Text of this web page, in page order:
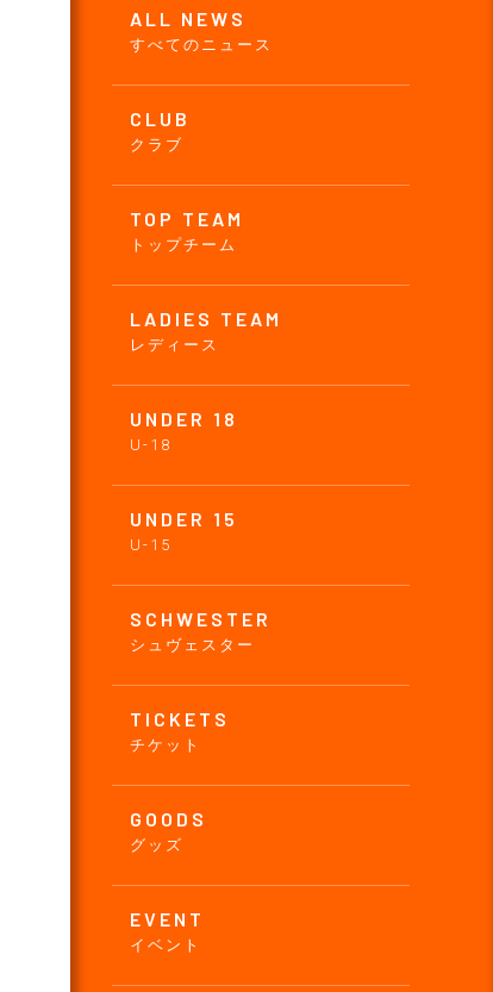
ALL NEWS
すべてのニュース
CLUB
クラブ
TOP TEAM
トップチーム
LADIES TEAM
レディース
UNDER 18
U-18
UNDER 15
U-15
SCHWESTER
シュヴェスター
TICKETS
チケット
GOODS
グッズ
EVENT
イベント